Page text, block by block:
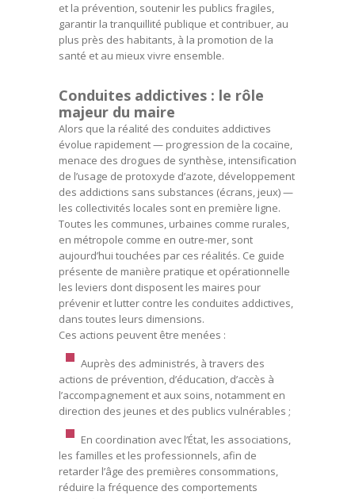
et la prévention, soutenir les publics fragiles,
garantir la tranquillité publique et contribuer, au
plus près des habitants, à la promotion de la
santé et au mieux vivre ensemble.
Conduites addictives : le rôle
majeur du maire
Alors que la réalité des conduites addictives
évolue rapidement — progression de la cocaïne,
menace des drogues de synthèse, intensification
de l’usage de protoxyde d’azote, développement
des addictions sans substances (écrans, jeux) —
les collectivités locales sont en première ligne.
Toutes les communes, urbaines comme rurales,
en métropole comme en outre-mer, sont
aujourd’hui touchées par ces réalités. Ce guide
présente de manière pratique et opérationnelle
les leviers dont disposent les maires pour
prévenir et lutter contre les conduites addictives,
dans toutes leurs dimensions.
Ces actions peuvent être menées :
Auprès des administrés, à travers des
actions de prévention, d’éducation, d’accès à
l’accompagnement et aux soins, notamment en
direction des jeunes et des publics vulnérables ;
En coordination avec l’État, les associations,
les familles et les professionnels, afin de
retarder l’âge des premières consommations,
réduire la fréquence des comportements